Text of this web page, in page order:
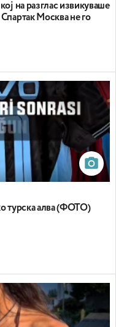
на разглас извикуваше
Москва не го
турска алва (ФОТО)